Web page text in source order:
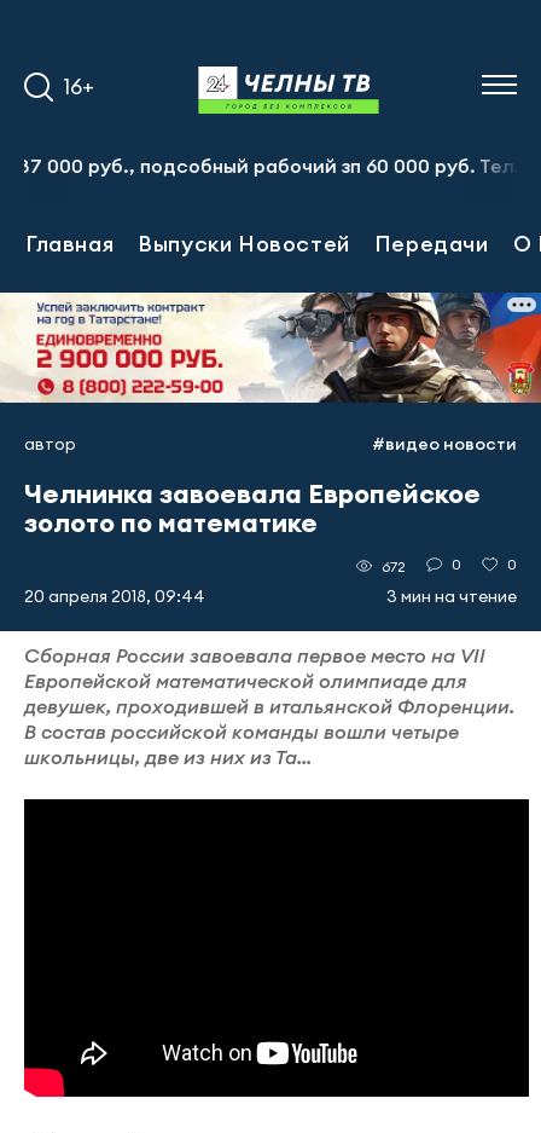
16+
руб., подсобный рабочий зп 60 000 руб. Тел.:8-917-
Главная Выпуски Новостей Передачи О
автор #видео новости
Челнинка завоевала Европейское
золото по математике
20 апреля 2018, 09:44
672 0 0
3 мин на чтение
Сборная России завоевала первое место на VII
Европейской математической олимпиаде для
девушек, проходившей в итальянской Флоренции.
В состав российской команды вошли четыре
школьницы, две из них из Та...